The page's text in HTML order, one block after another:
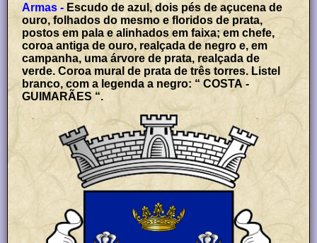
Armas - Escudo de azul, dois pés de açucena de
ouro, folhados do mesmo e floridos de prata,
postos em pala e alinhados em faixa; em chefe,
coroa antiga de ouro, realçada de negro e, em
campanha, uma árvore de prata, realçada de
verde. Coroa mural de prata de três torres. Listel
branco, com a legenda a negro: “ COSTA -
GUIMARÃES “.